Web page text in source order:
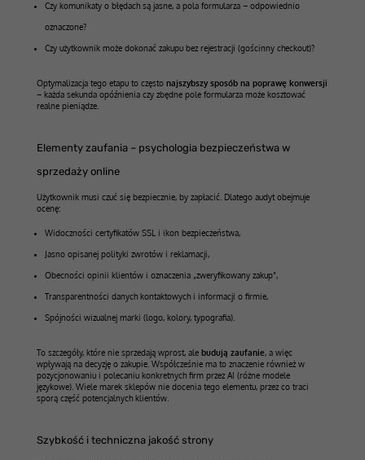
Czy komunikaty o błędach są jasne, a pola formularza – odpowiednio
oznaczone?
Czy użytkownik może dokonać zakupu bez rejestracji (gościnny checkout)?
Optymalizacja tego etapu to często najszybszy sposób na poprawę konwersji
– każda sekunda opóźnienia czy zbędne pole formularza może kosztować
realne pieniądze.
Elementy zaufania – psychologia bezpieczeństwa w
sprzedaży online
Użytkownik musi czuć się bezpiecznie, by zapłacić. Dlatego audyt obejmuje
ocenę:
Widoczności certyfikatów SSL i ikon bezpieczeństwa,
Jasno opisanej polityki zwrotów i reklamacji,
Obecności opinii klientów i oznaczenia „zweryfikowany zakup”,
Transparentności danych kontaktowych i informacji o firmie,
Spójności wizualnej marki (logo, kolory, typografia).
To szczegóły, które nie sprzedają wprost, ale budują zaufanie, a więc
wpływają na decyzję o zakupie. Współcześnie ma to znaczenie również w
pozycjonowaniu i polecaniu konkretnych firm przez AI (różne modele
językowe). Wiele marek sklepów nie docenia tego elementu, przez co traci
sporą część potencjalnych klientów.
Szybkość i techniczna jakość strony